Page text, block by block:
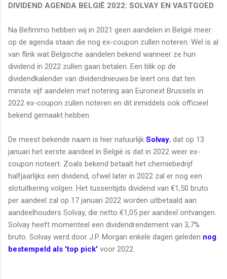
DIVIDEND AGENDA BELGIË 2022: SOLVAY EN VASTGOED
Na Befimmo hebben wij in 2021 geen aandelen in België meer
op de agenda staan die nog ex-coupon zullen noteren. Wel is al
van flink wat Belgische aandelen bekend wanneer ze hun
dividend in 2022 zullen gaan betalen. Een blik op de
dividendkalender van dividendnieuws.be leert ons dat ten
minste vijf aandelen met notering aan Euronext Brussels in
2022 ex-coupon zullen noteren en dit inmiddels ook officieel
bekend gemaakt hebben.
De meest bekende naam is hier natuurlijk Solvay, dat op 13
januari het eerste aandeel in België is dat in 2022 weer ex-
coupon noteert. Zoals bekend betaalt het chemiebedrijf
halfjaarlijks een dividend, ofwel later in 2022 zal er nog een
slotuitkering volgen. Het tussentijds dividend van €1,50 bruto
per aandeel zal op 17 januari 2022 worden uitbetaald aan
aandeelhouders Solvay, die netto €1,05 per aandeel ontvangen.
Solvay heeft momenteel een dividendrendement van 3,7%
bruto. Solvay werd door J.P. Morgan enkele dagen geleden nog
bestempeld als 'top pick' voor 2022.